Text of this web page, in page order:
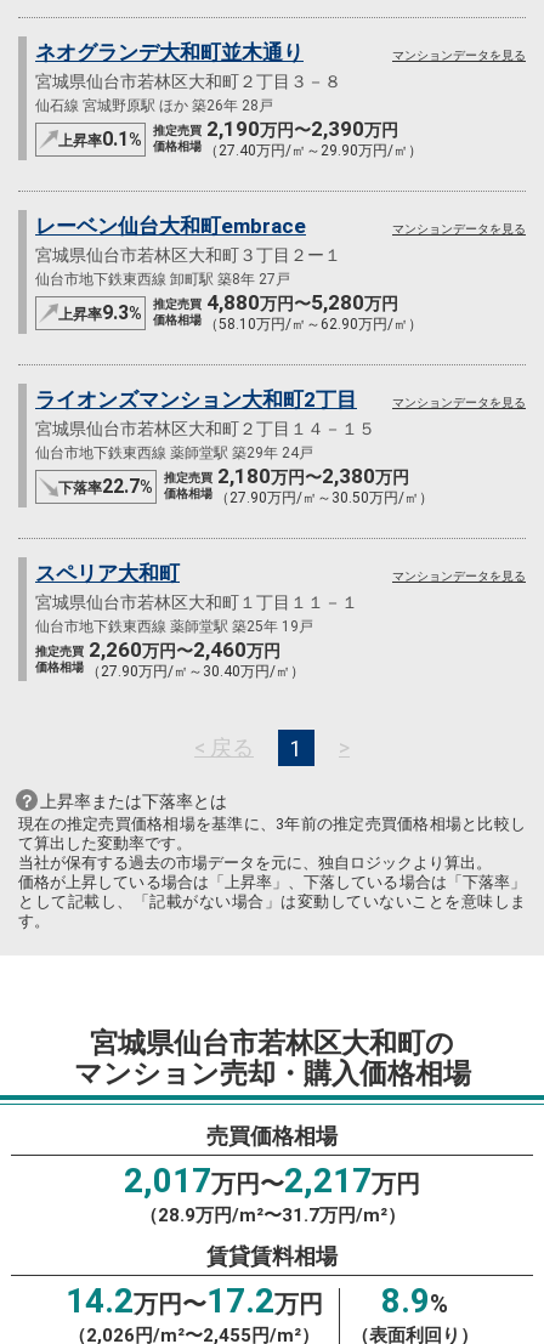
ネオグランデ大和町並木通り
宮城県仙台市若林区大和町２丁目３－８
仙石線 宮城野原駅 ほか 築26年 28戸
上昇率0.1%
推定売買
価格相場
2,190万円〜2,390万円
（27.40万円/㎡～29.90万円/㎡）
マンションデータを見る
レーベン仙台大和町embrace
宮城県仙台市若林区大和町３丁目２ー１
仙台市地下鉄東西線 卸町駅 築8年 27戸
上昇率9.3%
推定売買
価格相場
4,880万円〜5,280万円
（58.10万円/㎡～62.90万円/㎡）
マンションデータを見る
ライオンズマンション大和町2丁目
宮城県仙台市若林区大和町２丁目１４－１５
仙台市地下鉄東西線 薬師堂駅 築29年 24戸
下落率22.7%
推定売買
価格相場
2,180万円〜2,380万円
（27.90万円/㎡～30.50万円/㎡）
マンションデータを見る
スペリア大和町
宮城県仙台市若林区大和町１丁目１１－１
仙台市地下鉄東西線 薬師堂駅 築25年 19戸
推定売買
価格相場
2,260万円〜2,460万円
（27.90万円/㎡～30.40万円/㎡）
マンションデータを見る
< 戻る 1 >
上昇率または下落率とは
現在の推定売買価格相場を基準に、3年前の推定売買価格相場と比較し
て算出した変動率です。
当社が保有する過去の市場データを元に、独自ロジックより算出。
価格が上昇している場合は「上昇率」、下落している場合は「下落率」
として記載し、「記載がない場合」は変動していないことを意味しま
す。
宮城県仙台市若林区大和町の
マンション売却・購入価格相場
売買価格相場
2,017万円〜2,217万円
（28.9万円/m²〜31.7万円/m²）
賃貸賃料相場
14.2万円〜17.2万円
（2,026円/m²〜2,455円/m²）
8.9%
（表面利回り）